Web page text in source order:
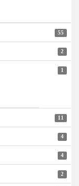
55
2
1
11
4
4
2